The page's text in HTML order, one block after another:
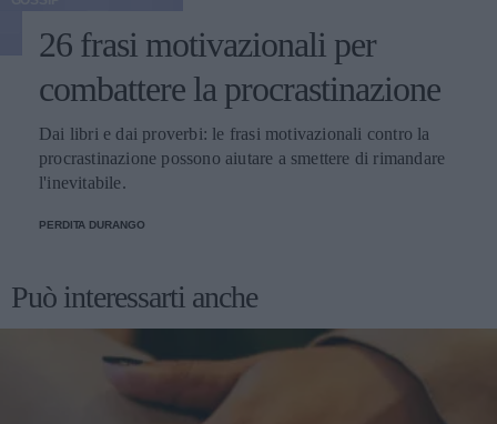
26 frasi motivazionali per
combattere la procrastinazione
Dai libri e dai proverbi: le frasi motivazionali contro la
procrastinazione possono aiutare a smettere di rimandare
l'inevitabile.
PERDITA DURANGO
Può interessarti anche